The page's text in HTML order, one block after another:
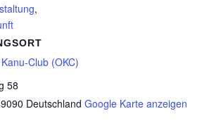
,
Club (OKC)
58
Deutschland Google Karte anzeigen